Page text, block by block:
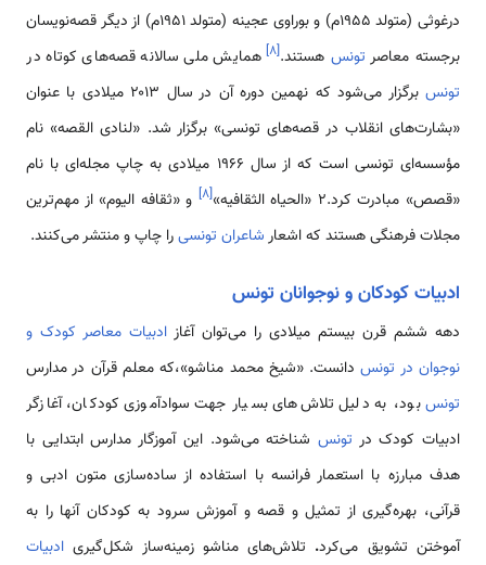
درغوثی (متولد ۱۹۵۵م) و بوراوی عجینه (متولد ۱۹۵۱م) از دیگر قصه‌نویسان
برجسته معاصر تونس هستند.[۸] همایش ملی سالانه قصه‌های کوتاه در
تونس
برگزار می‌شود که نهمین دوره آن در سال ۲۰۱۳ میلادی با عنوان
«بشارت‌های انقلاب در قصه‌های تونسی» برگزار شد. «لنادی القصه» نام
مؤسسه‌ای تونسی است که از سال ۱۹۶۶ میلادی به چاپ مجله‌ای با نام
«قصص» مبادرت کرد.۲ «الحیاه الثقافیه»
[۸] و «ثقافه الیوم» از مهم‌ترین
مجلات فرهنگی هستند که اشعارشاعران تونسیرا چاپ و منتشر می‌کنند.
ادبیات کودکان و نوجوانان تونس
دهه ششم قرن بیستم میلادی را می‌توان آغاز ادبیات معاصر کودک و
نوجوان در تونسدانست. «شیخ محمد مناشو»،که معلم قرآن در مدارس
تونسبود، به دلیل تلاش‌های بسیار جهت سوادآموزی کودکان، آغازگر
ادبیات کودک در تونس شناخته می‌شود. این آموزگار مدارس ابتدایی با
هدف مبارزه با استعمار فرانسه با استفاده از ساده‌سازی متون ادبی و
قرآنی، بهره‌گیری از تمثیل و قصه و آموزش سرود به کودکان آنها را به
آموختن تشویق می‌کرد. تلاش‌های مناشو زمینه‌ساز شکل‌گیری ادبیات